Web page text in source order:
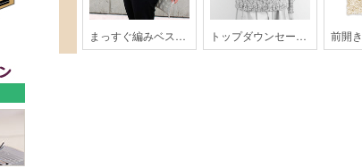
まっすぐ編みベスト【MO1-20AW】 トップダウンセーター【YO4-20AW】